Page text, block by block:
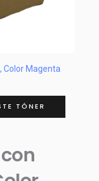
Color Magenta
TÓNER